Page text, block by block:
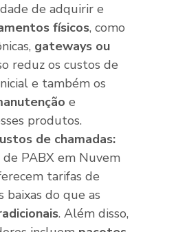
de adquirir e
físicos, como
gateways ou
reduz os custos de
e também os
e
produtos.
de chamadas:
PABX em Nuvem
tarifas de
baixas do que as
. Além disso,